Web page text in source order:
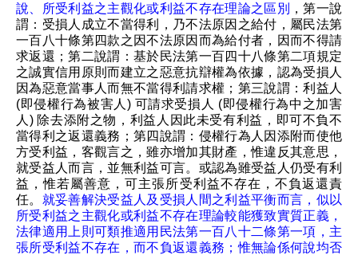
說、所受利益之主觀化或利益不存在理論之區別
，第一說
謂：受損人成立不當得利，乃不法原因之給付，屬民法第
一百八十條第四款之因不法原因而為給付者，因而不得請
求返還；第二說謂：基於民法第一百四十八條第二項規定
之誠實信用原則而建立之惡意抗辯權為依據，認為受損人
因為惡意當事人而無不當得利請求權；第三說謂：利益人
(即侵權行為被害人) 可請求受損人 (即侵權行為中之加害
人) 除去添附之物，利益人因此未受有利益，即可不負不
當得利之返還義務；第四說謂：侵權行為人因添附而使他
方受利益，客觀言之，雖亦增加其財產，惟違反其意思，
就受益人而言，並無利益可言。或認為雖受益人仍受有利
益，惟若屬善意，可主張所受利益不存在，不負返還責
任。 就妥善解決受益人及受損人間之利益平衡而言，似以
所受利益之主觀化或利益不存在理論較能獲致實質正義，
法律適用上則可類推適用民法第一百八十二條第一項，主
張所受利益不存在，而不負返還義務；惟無論係何說均否